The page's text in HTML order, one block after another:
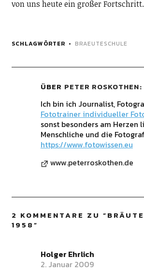
von uns heute ein großer
SCHLAGWÖRTER BRAEUTESCHULE
ÜBER PETER ROSKOTHEN
Ich bin ich Journalist,
Fototrainer individueller
sonst besonders am Herzen
Menschliche und die
https://www.fotowissen.eu
www.peterroskothen.de
2 KOMMENTARE ZU “
1958”
Holger Ehrlich
2. Januar 2009